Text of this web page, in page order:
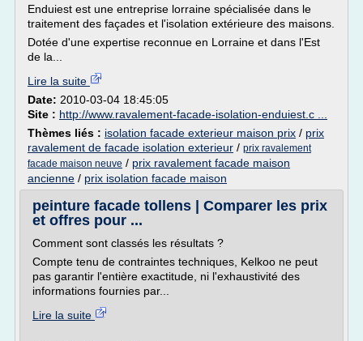
Enduiest est une entreprise lorraine spécialisée dans le
traitement des façades et l'isolation extérieure des maisons.
Dotée d'une expertise reconnue en Lorraine et dans l'Est
de la...
Lire la suite
Date: 2010-03-04 18:45:05
Site : http://www.ravalement-facade-isolation-enduiest.c ...
Thèmes liés : isolation facade exterieur maison prix / prix
ravalement de facade isolation exterieur / prix ravalement
facade maison neuve / prix ravalement facade maison
ancienne / prix isolation facade maison
peinture facade tollens | Comparer les prix
et offres pour ...
Comment sont classés les résultats ?
Compte tenu de contraintes techniques, Kelkoo ne peut
pas garantir l'entière exactitude, ni l'exhaustivité des
informations fournies par...
Lire la suite